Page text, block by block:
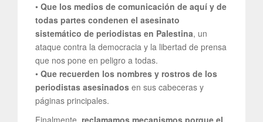
• Que los medios de comunicación de aquí y de
todas partes condenen el asesinato
sistemático de periodistas en Palestina, un
ataque contra la democracia y la libertad de prensa
que nos pone en peligro a todas.
• Que recuerden los nombres y rostros de los
periodistas asesinados en sus cabeceras y
páginas principales.